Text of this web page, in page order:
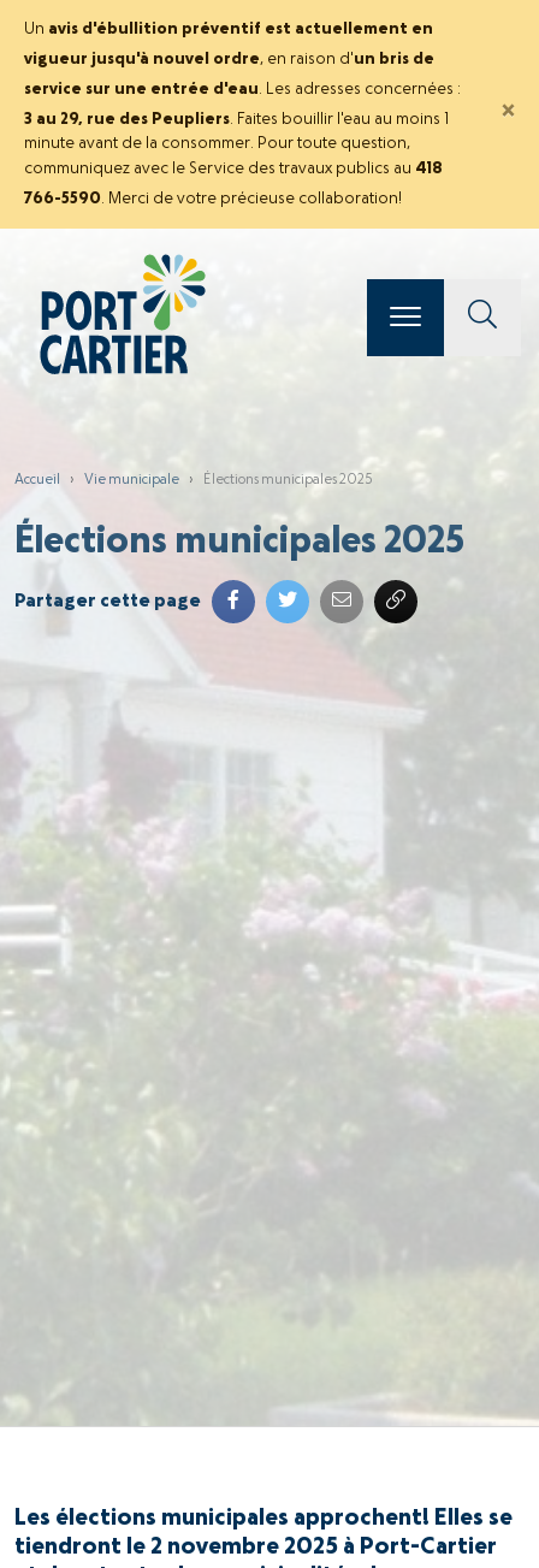
Un avis d'ébullition préventif est actuellement en
vigueur jusqu'à nouvel ordre, en raison d'un bris de
service sur une entrée d'eau. Les adresses concernées :
3 au 29, rue des Peupliers. Faites bouillir l'eau au moins 1
minute avant de la consommer. Pour toute question,
communiquez avec le Service des travaux publics au 418
766-5590. Merci de votre précieuse collaboration!
×
Accueil › Vie municipale › Élections municipales 2025
Élections municipales 2025
Partager cette page
Les élections municipales approchent! Elles se
tiendront le 2 novembre 2025 à Port-Cartier